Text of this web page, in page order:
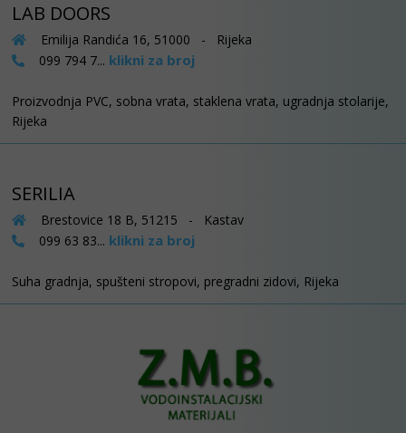
LAB DOORS
Emilija Randića 16, 51000 - Rijeka
099 794 7... klikni za broj
Proizvodnja PVC, sobna vrata, staklena vrata, ugradnja stolarije,
Rijeka
SERILIA
Brestovice 18 B, 51215 - Kastav
099 63 83... klikni za broj
Suha gradnja, spušteni stropovi, pregradni zidovi, Rijeka